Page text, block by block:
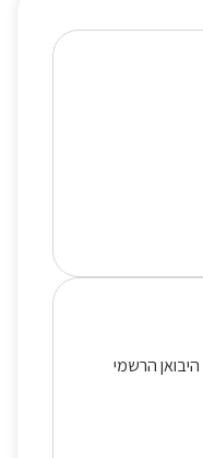
הרשמי